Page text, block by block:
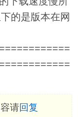
的是版本在网
请回复